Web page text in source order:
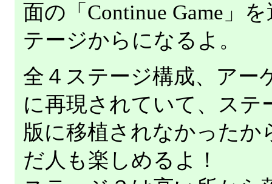
面の「Continue Game」
テージからになるよ。
全４ステージ構成、アー
に再現されていて、ステ
版に移植されなかったか
だ人も楽しめるよ！